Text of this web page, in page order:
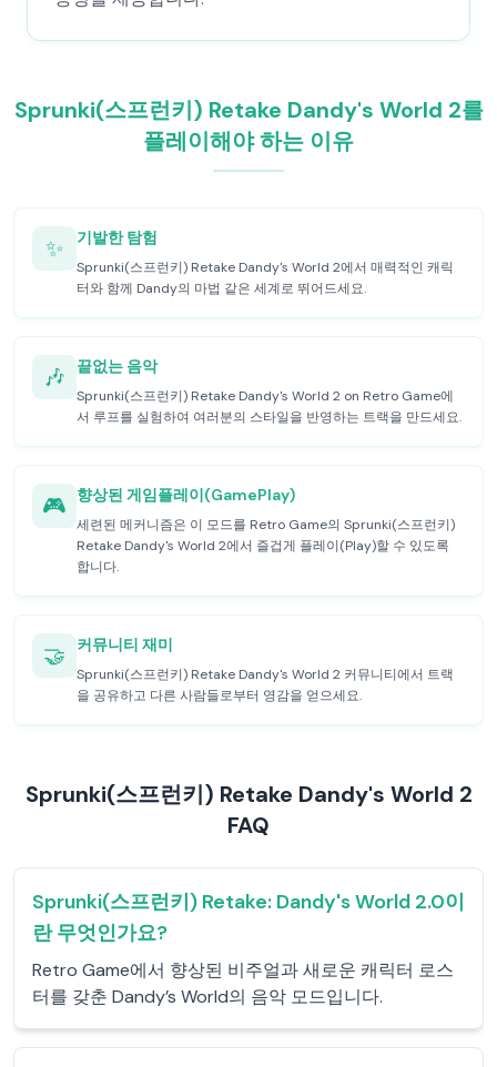
Sprunki(스프런키) Retake Dandy's World 2를
플레이해야 하는 이유
✨ 기발한 탐험
Sprunki(스프런키) Retake Dandy's World 2에서 매력적인 캐릭
터와 함께 Dandy의 마법 같은 세계로 뛰어드세요.
🎶 끝없는 음악
Sprunki(스프런키) Retake Dandy's World 2 on Retro Game에
서 루프를 실험하여 여러분의 스타일을 반영하는 트랙을 만드세요.
🎮 향상된 게임플레이(GamePlay)
세련된 메커니즘은 이 모드를 Retro Game의 Sprunki(스프런키)
Retake Dandy's World 2에서 즐겁게 플레이(Play)할 수 있도록
합니다.
🤝 커뮤니티 재미
Sprunki(스프런키) Retake Dandy's World 2 커뮤니티에서 트랙
을 공유하고 다른 사람들로부터 영감을 얻으세요.
Sprunki(스프런키) Retake Dandy's World 2
FAQ
Sprunki(스프런키) Retake: Dandy's World 2.0이
란 무엇인가요?
Retro Game에서 향상된 비주얼과 새로운 캐릭터 로스
터를 갖춘 Dandy’s World의 음악 모드입니다.